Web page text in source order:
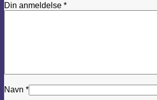
Din anmeldelse *
Navn *